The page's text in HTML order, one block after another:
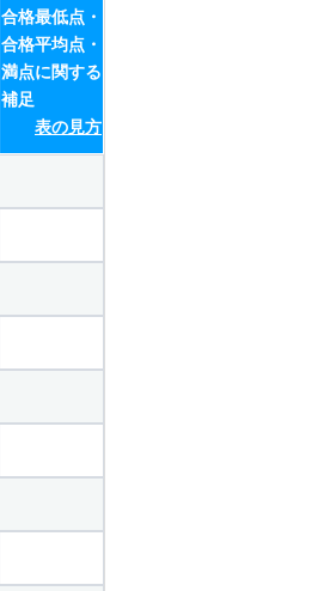
合格最低点・
合格平均点・
満点に関する
補足
表の見方